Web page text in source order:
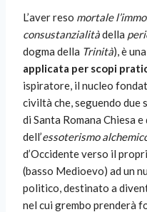
L’aver reso mortale
consustanzialitàdella
dogma della Trinità), è
applicata per scopi
ispiratore, il nucleo
civiltà che, seguendo
di Santa Romana Chiesa
dell’essoterismo
d’Occidente verso il
(basso Medioevo) ad un
politico, destinato a
nel cui grembo prenderà